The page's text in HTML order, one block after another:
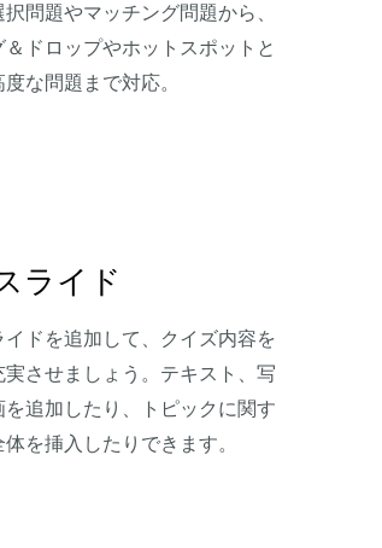
問題やマッチング問題から、
＆ドロップやホットスポットと
な問題まで対応。
ライド
ドを追加して、クイズ内容を
実させましょう。テキスト、写
を追加したり、トピックに関す
を挿入したりできます。